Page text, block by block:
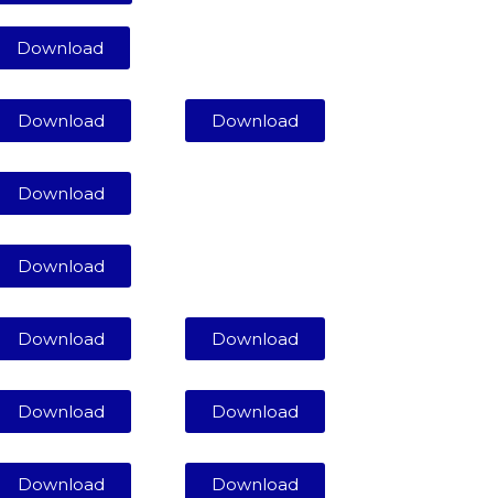
Download
Download Download
Download
Download
Download Download
Download Download
Download Download